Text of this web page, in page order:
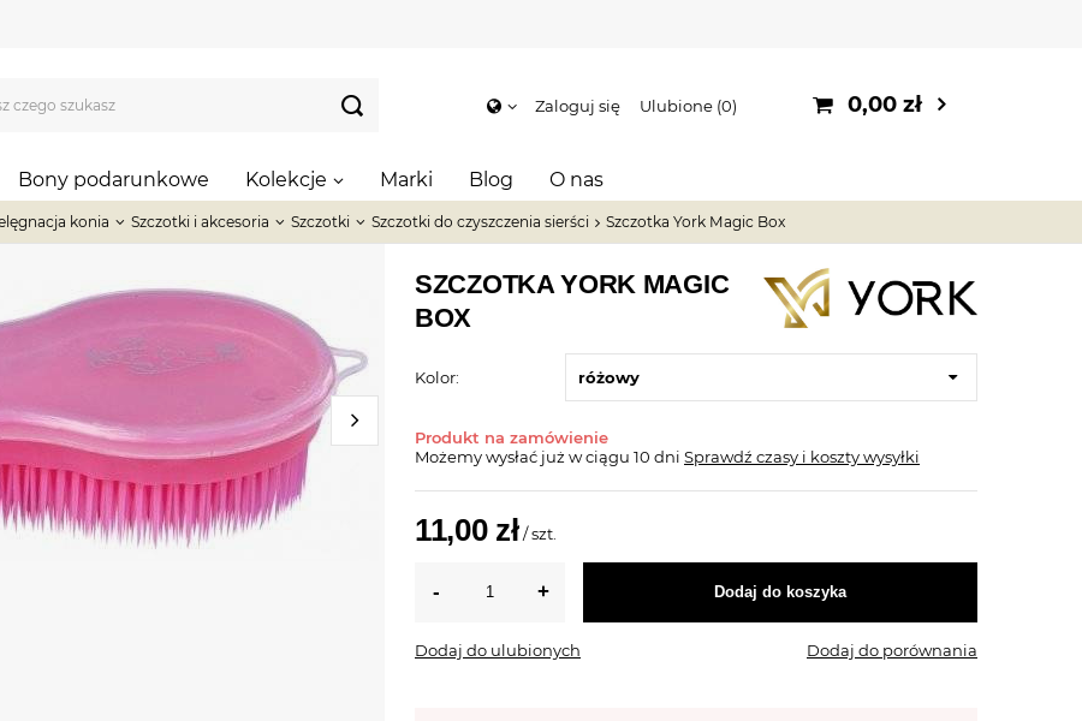
Zaloguj się Ulubione 0 0,00 zł
Bony podarunkowe Kolekcje Marki Blog O nas
konia Szczotki i akcesoria Szczotki Szczotki do czyszczenia sierści Szczotka York Magic Box
SZCZOTKA YORK MAGIC
BOX
Kolor: różowy
Produkt na zamówienie
Możemy wysłać już w ciągu 10 dni Sprawdź czasy i koszty wysyłki
11,00 zł /szt.
Dodaj do koszyka
Dodaj do ulubionych Dodaj do porównania